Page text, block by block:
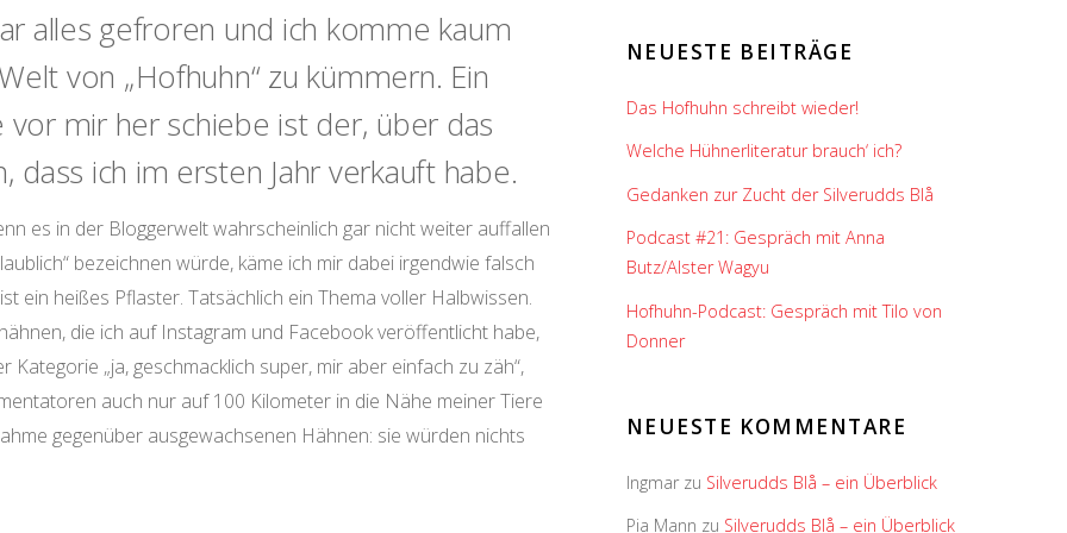
alles gefroren und ich komme kaum
von „Hofhuhn“ zu kümmern. Ein
mir her schiebe ist der, über das
dass ich im ersten Jahr verkauft habe.
es in der Bloggerwelt wahrscheinlich gar nicht weiter auffallen
bezeichnen würde, käme ich mir dabei irgendwie falsch
ein heißes Pflaster. Tatsächlich ein Thema voller Halbwissen.
die ich auf Instagram und Facebook veröffentlicht habe,
„ja, geschmacklich super, mir aber einfach zu zäh“,
auch nur auf 100 Kilometer in die Nähe meiner Tiere
gegenüber ausgewachsenen Hähnen: sie würden nichts
NEUESTE BEITRÄGE
Das Hofhuhn schreibt wieder!
Welche Hühnerliteratur brauch‘ ich?
Gedanken zur Zucht der Silverudds Blå
Podcast #21: Gespräch mit Anna
Butz/Alster Wagyu
Hofhuhn-Podcast: Gespräch mit Tilo von
Donner
NEUESTE KOMMENTARE
Ingmarzu Silverudds Blå – ein Überblick
Pia Mann zu Silverudds Blå – ein Überblick